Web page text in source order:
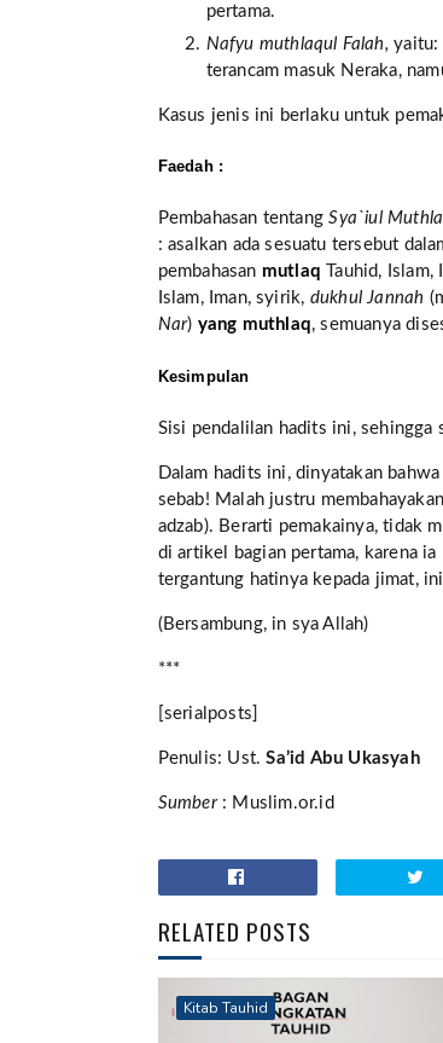
pertama.
Nafyu muthlaqul Falah, yaitu:
terancam masuk Neraka,
Kasus jenis ini berlaku untuk
Faedah :
Pembahasan tentangSya`iul
: asalkan ada sesuatu tersebut
pembahasan mutlaq Tauhid, Islam,
Islam, Iman, syirik, dukhul Jannah
Nar) yang muthlaq, semuanya
Kesimpulan
Sisi pendalilan hadits ini, sehingga
Dalam hadits ini, dinyatakan
sebab! Malah justru
adzab). Berarti pemakainya, tidak
di artikel bagian pertama, karena
tergantung hatinya kepada jimat,
(Bersambung, in sya Allah)
***
[serialposts]
Penulis: Ust.Sa’id Abu Ukasyah
Sumber : Muslim.or.id
RELATED POSTS
Kitab Tauhid